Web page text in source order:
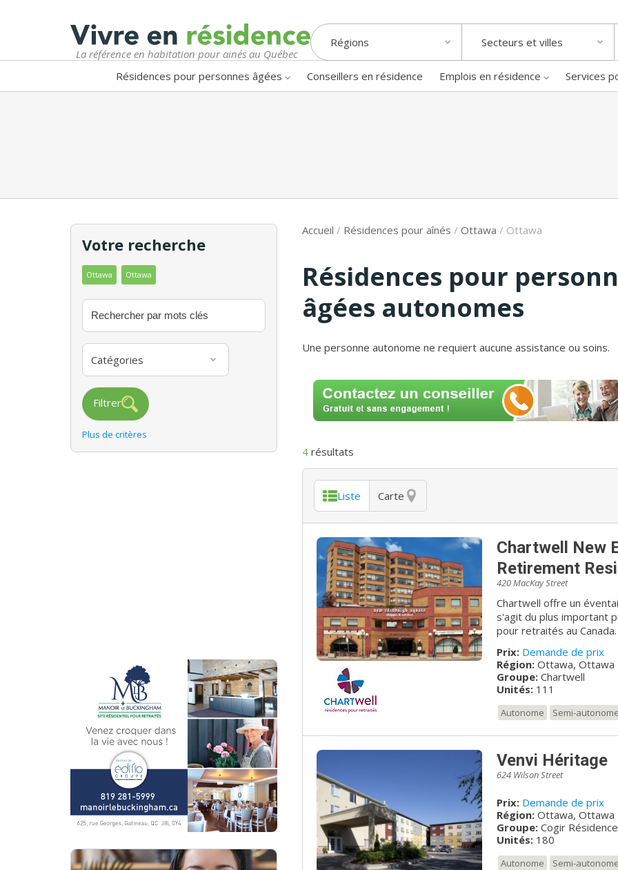
La référence en habitation pour ainés au Québec
Régions Secteurs et villes
Résidences pour personnes âgées Conseillers en résidence Emplois en résidence Services
Votre recherche
Ottawa Ottawa
Catégories
Filtrer
Plus de critères
Accueil / Résidences pour aînés / Ottawa / Ottawa
Résidences pour
âgées autonomes
Une personne autonome ne requiert aucune assistance ou soins.
4 résultats
Liste Carte
Chartwell New
Retirement
420 MacKay Street
Chartwell offre un
s'agit du plus important
pour retraités au
vision « Dédiés à votre
renseignements,
Prix: Demande de prix
Région: Ottawa, Ottawa
Groupe: Chartwell
Unités:111
Autonome Semi-
Venvi Héritage
624 Wilson Street
Prix: Demande de prix
Région: Ottawa, Ottawa
Groupe: Cogir
Unités:180
Autonome Semi-